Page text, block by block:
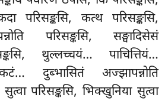
परिसङ्कसि, कत्थ परिसङ्कसि,
परिसङ्कसि, सङ्घादिसेसं
थुल्लच्चयं… पाचित्तियं…
दुब्भासितं अज्झापन्नोति
परिसङ्कसि, भिक्खुनिया सुत्वा